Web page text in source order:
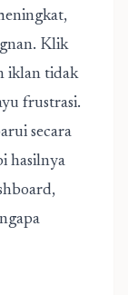
Klik
iklan tidak
frustrasi.
secara
hasilnya